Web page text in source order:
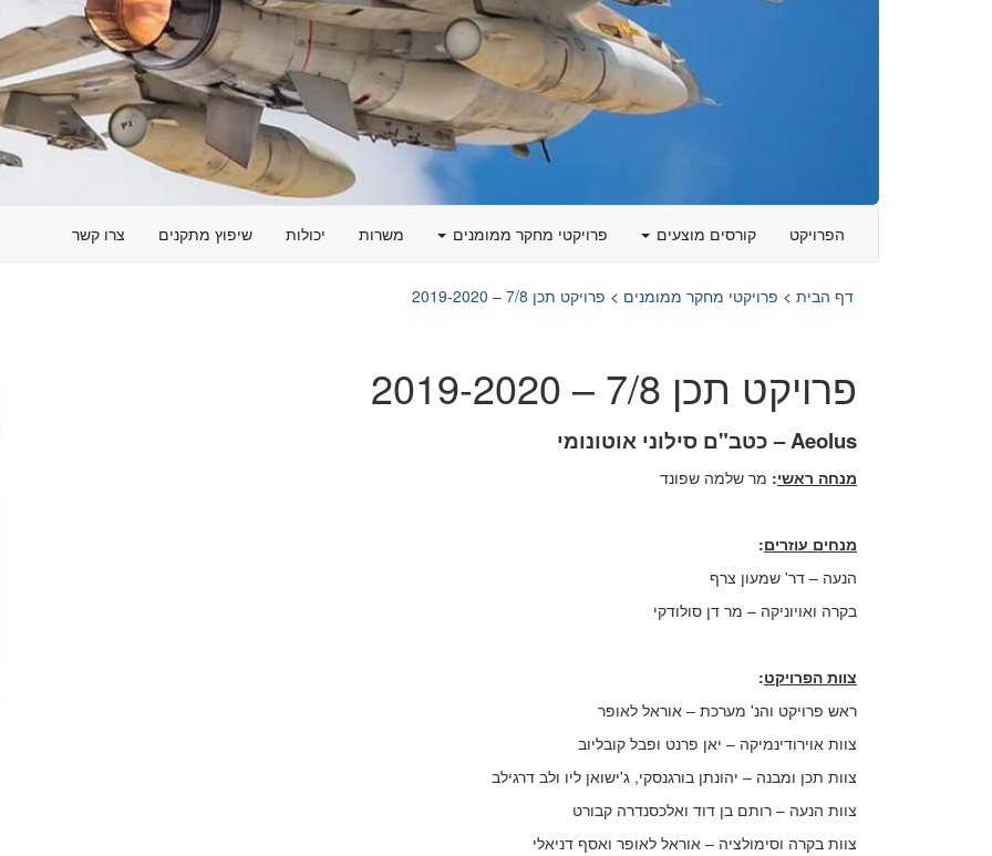
הפרויקט קורסים מוצעים פרויקטי מחקר ממומנים משרות יכולות שיפוץ מתקנים צרו קשר
דף הבית > פרויקטי מחקר ממומנים > פרויקט תכן 7/8 – 2019-2020
פרויקט תכן 7/8 – 2019-2020
Aeolus – כטב"ם סילוני אוטונומי
מנחה ראשי: מר שלמה שפונד
מנחים עוזרים:
הנעה – דר' שמעון צרף
בקרה ואויוניקה – מר דן סולודקי
צוות הפרויקט:
ראש פרויקט והנ' מערכת – אוראל לאופר
צוות אוירודינמיקה – יאן פרנט ופבל קובליוב
צוות תכן ומבנה – יהונתן בורגנסקי, ג'ישואן ליו ולב דרגילב
צוות הנעה – רותם בן דוד ואלכסנדרה קבורט
צוות בקרה וסימולציה – אוראל לאופר ואסף דניאלי